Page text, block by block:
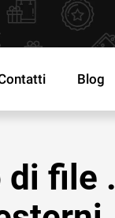
Blog
di file